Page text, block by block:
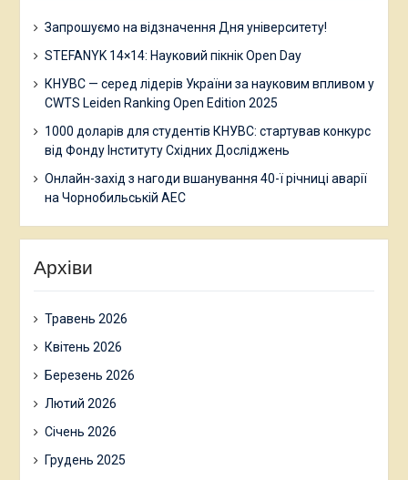
Запрошуємо на відзначення Дня університету!
STEFANYK 14×14: Науковий пікнік Open Day
КНУВС — серед лідерів України за науковим впливом у
CWTS Leiden Ranking Open Edition 2025
1000 доларів для студентів КНУВС: стартував конкурс
від Фонду Інституту Східних Досліджень
Онлайн-захід з нагоди вшанування 40-ї річниці аварії
на Чорнобильській АЕС
Архіви
Травень 2026
Квітень 2026
Березень 2026
Лютий 2026
Січень 2026
Грудень 2025